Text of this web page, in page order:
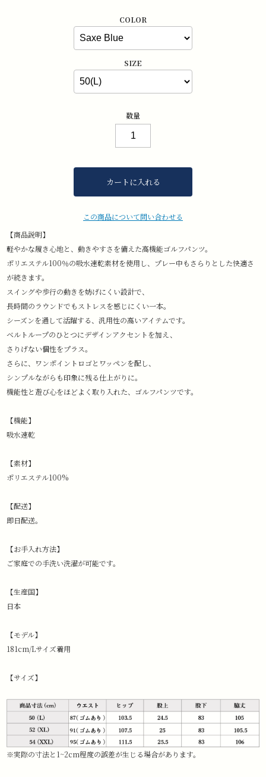
COLOR
SIZE
数量
カートに入れる
この商品について問い合わせる
【商品説明】
軽やかな履き心地と、動きやすさを備えた高機能ゴルフパンツ。
ポリエステル100％の吸水速乾素材を使用し、プレー中もさらりとした快適さ
が続きます。
スイングや歩行の動きを妨げにくい設計で、
長時間のラウンドでもストレスを感じにくい一本。
シーズンを通して活躍する、汎用性の高いアイテムです。
ベルトループのひとつにデザインアクセントを加え、
さりげない個性をプラス。
さらに、ワンポイントロゴとワッペンを配し、
シンプルながらも印象に残る仕上がりに。
機能性と遊び心をほどよく取り入れた、ゴルフパンツです。
【機能】
吸水速乾
【素材】
ポリエステル100%
【配送】
即日配送。
【お手入れ方法】
ご家庭での手洗い洗濯が可能です。
【生産国】
日本
【モデル】
181cm/Lサイズ着用
【サイズ】
※実際の寸法と1~2cm程度の誤差が生じる場合があります。